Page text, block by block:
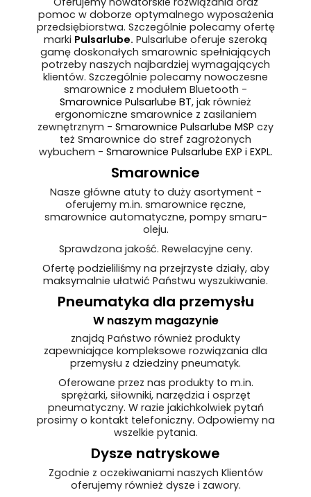
pomoc w doborze optymalnego wyposażenia
przedsiębiorstwa. Szczególnie polecamy ofertę
marki Pulsarlube. Pulsarlube oferuje szeroką
gamę doskonałych smarownic spełniających
potrzeby naszych najbardziej wymagających
klientów. Szczególnie polecamy nowoczesne
smarownice z modułem Bluetooth -
Smarownice Pulsarlube BT, jak również
ergonomiczne smarownice z zasilaniem
zewnętrznym - Smarownice Pulsarlube MSP czy
też Smarownice do stref zagrożonych
wybuchem - Smarownice Pulsarlube EXP i EXPL.
Smarownice
Nasze główne atuty to duży asortyment -
oferujemy m.in. smarownice ręczne,
smarownice automatyczne, pompy smaru-
oleju.
Sprawdzona jakość. Rewelacyjne ceny.
Ofertę podzieliliśmy na przejrzyste działy, aby
maksymalnie ułatwić Państwu wyszukiwanie.
Pneumatyka dla przemysłu
W naszym magazynie
znajdą Państwo również produkty
zapewniające kompleksowe rozwiązania dla
przemysłu z dziedziny pneumatyk.
Oferowane przez nas produkty to m.in.
sprężarki, siłowniki, narzędzia i osprzęt
pneumatyczny. W razie jakichkolwiek pytań
prosimy o kontakt telefoniczny. Odpowiemy na
wszelkie pytania.
Dysze natryskowe
Zgodnie z oczekiwaniami naszych Klientów
oferujemy również dysze i zawory.